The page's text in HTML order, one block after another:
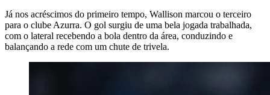
Já nos acréscimos do primeiro tempo, Wallison marcou o terceiro
para o clube Azurra. O gol surgiu de uma bela jogada trabalhada,
com o lateral recebendo a bola dentro da área, conduzindo e
balançando a rede com um chute de trivela.